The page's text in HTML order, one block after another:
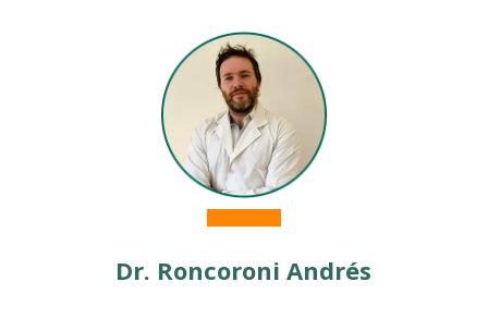
Dr. Roncoroni Andrés